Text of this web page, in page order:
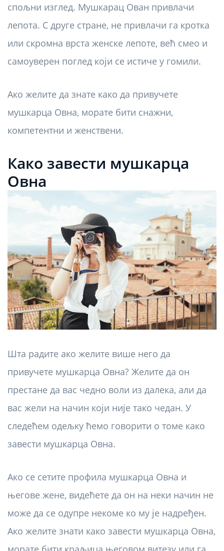
спољни изглед. Мушкарац Ован привлачи
лепота. С друге стране, не привлачи га кротка
или скромна врста женске лепоте, већ смео и
самоуверен поглед који се истиче у гомили.
Ако желите да знате како да привучете
мушкарца Овна, морате бити снажни,
компетентни и женствени.
Како завести мушкарца
Овна
Шта радите ако желите више него да
привучете мушкарца Овна? Желите да он
престане да вас чедно воли из далека, али да
вас жели на начин који није тако чедан. У
следећем одељку ћемо говорити о томе како
завести мушкарца Овна.
Ако се сетите профила мушкарца Овна и
његове жене, видећете да он на неки начин не
може да се одупре некоме ко му је надређен.
Ако желите знати како завести мушкарца Овна,